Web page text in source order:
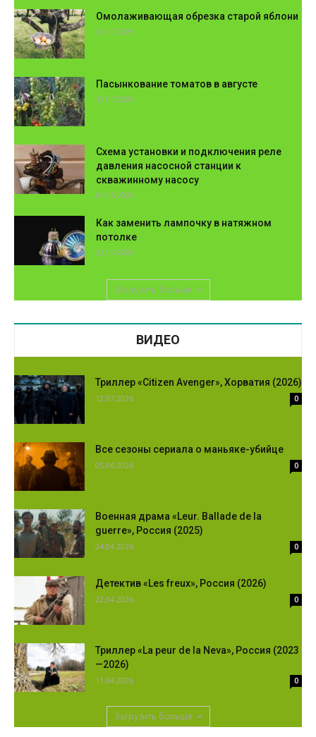
Омолаживающая обрезка старой яблони
26.07.2026
Пасынкование томатов в августе
13.07.2026
Схема установки и подключения реле
давления насосной станции к
скважинному насосу
04.05.2026
Как заменить лампочку в натяжном
потолке
23.04.2026
Загрузить больше
ВИДЕО
Триллер «Citizen Avenger», Хорватия (2026)
12.07.2026 0
Все сезоны сериала о маньяке-убийце
05.06.2026 0
Военная драма «Leur. Ballade de la
guerre», Россия (2025)
24.04.2026 0
Детектив «Les freux», Россия (2026)
22.04.2026 0
Триллер «La peur de la Neva», Россия (2023
—2026)
11.04.2026 0
Загрузить больше